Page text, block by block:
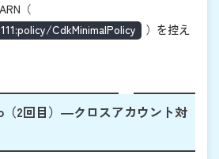
（
CdkMinimalPolicy
）を控え
2回目）―クロスアカウント対